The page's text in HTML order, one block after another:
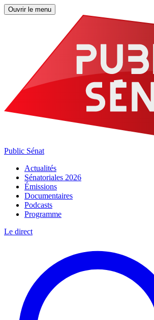
Ouvrir le menu
Public Sénat
Actualités
Sénatoriales 2026
Émissions
Documentaires
Podcasts
Programme
Le direct